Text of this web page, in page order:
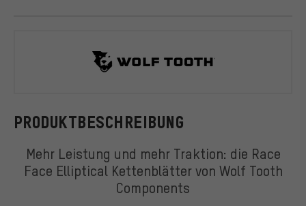
PRODUKTBESCHREIBUNG
Mehr Leistung und mehr Traktion: die Race
Face Elliptical Kettenblätter von Wolf Tooth
Components